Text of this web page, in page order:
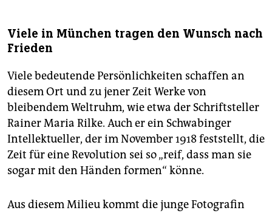
Viele in München tragen den Wunsch nach
Frieden
Viele bedeutende Persönlichkeiten schaffen an
diesem Ort und zu jener Zeit Werke von
bleibendem Weltruhm, wie etwa der Schriftsteller
Rainer Maria Rilke. Auch er ein Schwabinger
Intellektueller, der im November 1918 feststellt, die
Zeit für eine Revolution sei so „reif, dass man sie
sogar mit den Händen formen“ könne.
Aus diesem Milieu kommt die junge Fotografin